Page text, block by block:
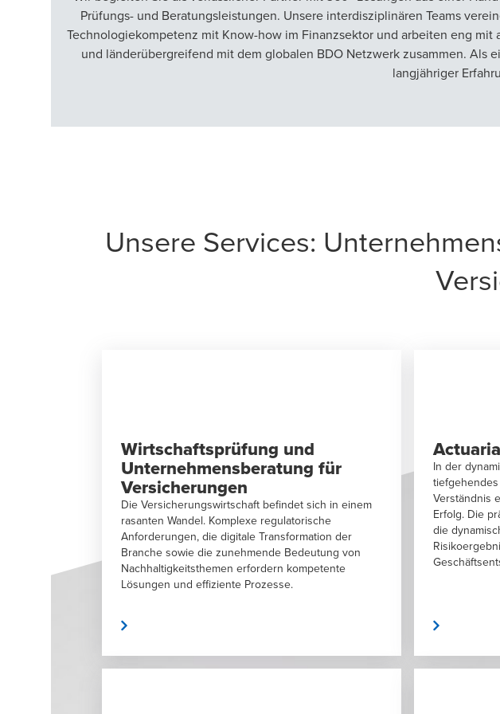
Prüfungs- und Beratungsleistungen. Unsere interdisziplinären Teams
Technologiekompetenz mit Know-how im Finanzsektor und arbeiten eng
und länderübergreifend mit dem globalen BDO Netzwerk zusammen.
langjähriger
Unsere Services:
Wirtschaftsprüfung und
Unternehmensberatung für
Versicherungen
Die Versicherungswirtschaft befindet sich in einem
rasanten Wandel. Komplexe regulatorische
Anforderungen, die digitale Transformation der
Branche sowie die zunehmende Bedeutung von
Nachhaltigkeitsthemen erfordern kompetente
Lösungen und effiziente Prozesse.
In der
Verständnis
Erfolg. Die
die